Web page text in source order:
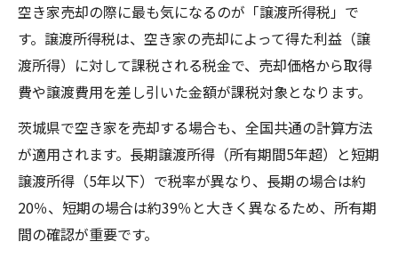
空き家売却の際に最も気になるのが「譲渡所得税」で
す。譲渡所得税は、空き家の売却によって得た利益（譲
渡所得）に対して課税される税金で、売却価格から取得
費や譲渡費用を差し引いた金額が課税対象となります。
茨城県で空き家を売却する場合も、全国共通の計算方法
が適用されます。長期譲渡所得（所有期間5年超）と短期
譲渡所得（5年以下）で税率が異なり、長期の場合は約
20％、短期の場合は約39％と大きく異なるため、所有期
間の確認が重要です。